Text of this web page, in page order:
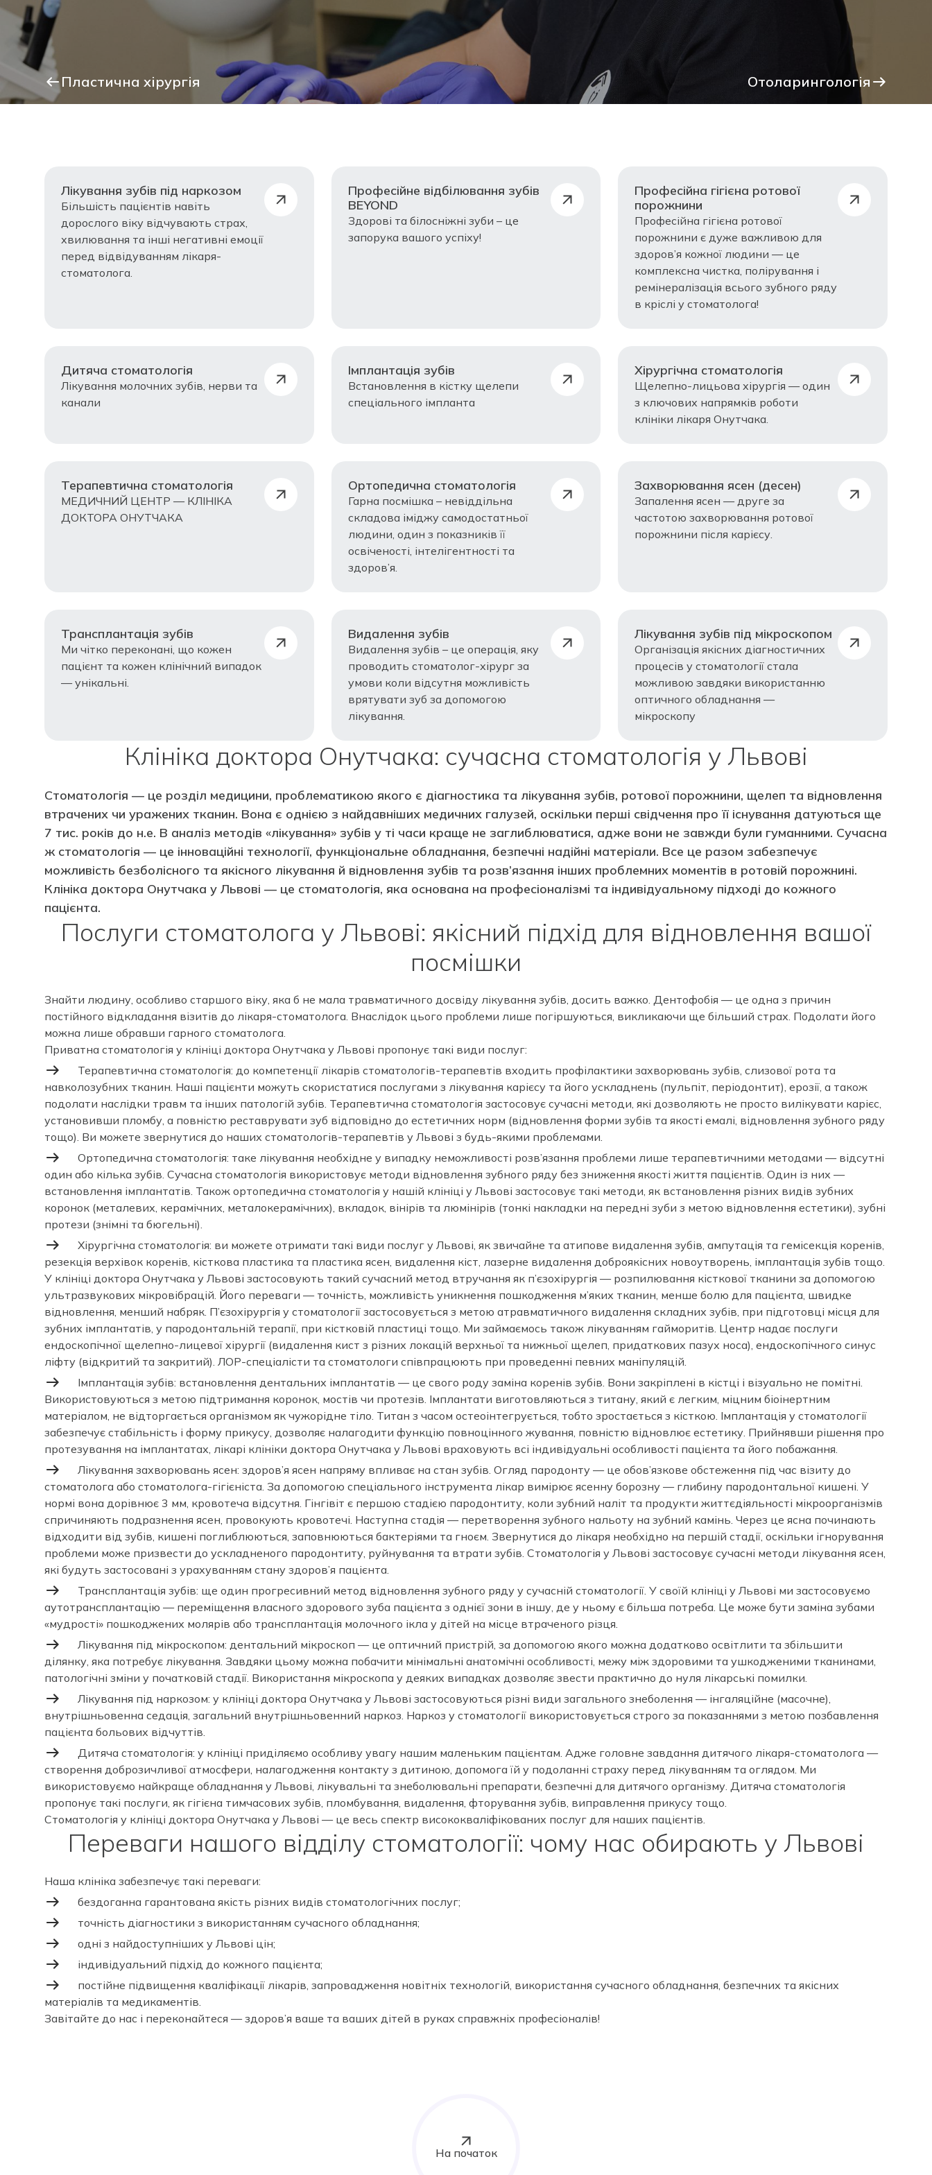
Пластична хірургія Отоларингологія
Лікування зубів під наркозом
Більшість пацієнтів навіть
дорослого віку відчувають страх,
хвилювання та інші негативні емоції
перед відвідуванням лікаря-
стоматолога.
Професійне відбілювання зубів
BEYOND
Здорові та білосніжні зуби – це
запорука вашого успіху!
Професійна гігієна ротової
порожнини
Професійна гігієна ротової
порожнини є дуже важливою для
здоров’я кожної людини — це
комплексна чистка, полірування і
ремінералізація всього зубного ряду
в кріслі у стоматолога!
Дитяча стоматологія
Лікування молочних зубів, нерви та
канали
Імплантація зубів
Встановлення в кістку щелепи
спеціального імпланта
Хірургічна стоматологія
Щелепно-лицьова хірургія — один
з ключових напрямків роботи
клініки лікаря Онутчака.
Терапевтична стоматологія
МЕДИЧНИЙ ЦЕНТР — КЛІНІКА
ДОКТОРА ОНУТЧАКА
Ортопедична стоматологія
Гарна посмішка – невіддільна
складова іміджу самодостатньої
людини, один з показників її
освіченості, інтелігентності та
здоров’я.
Захворювання ясен (десен)
Запалення ясен — друге за
частотою захворювання ротової
порожнини після карієсу.
Трансплантація зубів
Ми чітко переконані, що кожен
пацієнт та кожен клінічний випадок
— унікальні.
Видалення зубів
Видалення зубів – це операція, яку
проводить стоматолог-хірург за
умови коли відсутня можливість
врятувати зуб за допомогою
лікування.
Лікування зубів під мікроскопом
Організація якісних діагностичних
процесів у стоматології стала
можливою завдяки використанню
оптичного обладнання —
мікроскопу
Клініка доктора Онутчака: сучасна стоматологія у Львові
Стоматологія — це розділ медицини, проблематикою якого є діагностика та лікування зубів, ротової порожнини, щелеп та відновлення
втрачених чи уражених тканин. Вона є однією з найдавніших медичних галузей, оскільки перші свідчення про її існування датуються ще
7 тис. років до н.е. В аналіз методів «лікування» зубів у ті часи краще не заглиблюватися, адже вони не завжди були гуманними. Сучасна
ж стоматологія — це інноваційні технології, функціональне обладнання, безпечні надійні матеріали. Все це разом забезпечує
можливість безболісного та якісного лікування й відновлення зубів та розв’язання інших проблемних моментів в ротовій порожнині.
Клініка доктора Онутчака у Львові — це стоматологія, яка основана на професіоналізмі та індивідуальному підході до кожного
пацієнта.
Послуги стоматолога у Львові: якісний підхід для відновлення вашої
посмішки
Знайти людину, особливо старшого віку, яка б не мала травматичного досвіду лікування зубів, досить важко. Дентофобія — це одна з причин
постійного відкладання візитів до лікаря-стоматолога. Внаслідок цього проблеми лише погіршуються, викликаючи ще більший страх. Подолати його
можна лише обравши гарного стоматолога.
Приватна стоматологія у клініці доктора Онутчака у Львові пропонує такі види послуг:
Терапевтична стоматологія: до компетенції лікарів стоматологів-терапевтів входить профілактики захворювань зубів, слизової рота та
навколозубних тканин. Наші пацієнти можуть скористатися послугами з лікування карієсу та його ускладнень (пульпіт, періодонтит), ерозії, а також
подолати наслідки травм та інших патологій зубів. Терапевтична стоматологія застосовує сучасні методи, які дозволяють не просто вилікувати карієс,
установивши пломбу, а повністю реставрувати зуб відповідно до естетичних норм (відновлення форми зубів та якості емалі, відновлення зубного ряду
тощо). Ви можете звернутися до наших стоматологів-терапевтів у Львові з будь-якими проблемами.
Ортопедична стоматологія: таке лікування необхідне у випадку неможливості розв’язання проблеми лише терапевтичними методами — відсутні
один або кілька зубів. Сучасна стоматологія використовує методи відновлення зубного ряду без зниження якості життя пацієнтів. Один із них —
встановлення імплантатів. Також ортопедична стоматологія у нашій клініці у Львові застосовує такі методи, як встановлення різних видів зубних
коронок (металевих, керамічних, металокерамічних), вкладок, вінірів та люмінірів (тонкі накладки на передні зуби з метою відновлення естетики), зубні
протези (знімні та бюгельні).
Хірургічна стоматологія: ви можете отримати такі види послуг у Львові, як звичайне та атипове видалення зубів, ампутація та гемісекція коренів,
резекція верхівок коренів, кісткова пластика та пластика ясен, видалення кіст, лазерне видалення доброякісних новоутворень, імплантація зубів тощо.
У клініці доктора Онутчака у Львові застосовують такий сучасний метод втручання як п’єзохірургія — розпилювання кісткової тканини за допомогою
ультразвукових мікровібрацій. Його переваги — точність, можливість уникнення пошкодження м’яких тканин, менше болю для пацієнта, швидке
відновлення, менший набряк. П’єзохірургія у стоматології застосовується з метою атравматичного видалення складних зубів, при підготовці місця для
зубних імплантатів, у пародонтальній терапії, при кістковій пластиці тощо. Ми займаємось також лікуванням гайморитів. Центр надає послуги
ендоскопічної щелепно-лицевої хірургії (видалення кист з різних локацій верхньої та нижньої щелеп, придаткових пазух носа), ендоскопічного синус
ліфту (відкритий та закритий). ЛОР-спеціалісти та стоматологи співпрацюють при проведенні певних маніпуляцій.
Імплантація зубів: встановлення дентальних імплантатів — це свого роду заміна коренів зубів. Вони закріплені в кістці і візуально не помітні.
Використовуються з метою підтримання коронок, мостів чи протезів. Імплантати виготовляються з титану, який є легким, міцним біоінертним
матеріалом, не відторгається організмом як чужорідне тіло. Титан з часом остеоінтегрується, тобто зростається з кісткою. Імплантація у стоматології
забезпечує стабільність і форму прикусу, дозволяє налагодити функцію повноцінного жування, повністю відновлює естетику. Прийнявши рішення про
протезування на імплантатах, лікарі клініки доктора Онутчака у Львові враховують всі індивідуальні особливості пацієнта та його побажання.
Лікування захворювань ясен: здоров’я ясен напряму впливає на стан зубів. Огляд пародонту — це обов’язкове обстеження під час візиту до
стоматолога або стоматолога-гігієніста. За допомогою спеціального інструмента лікар вимірює ясенну борозну — глибину пародонтальної кишені. У
нормі вона дорівнює 3 мм, кровотеча відсутня. Гінгівіт є першою стадією пародонтиту, коли зубний наліт та продукти життєдіяльності мікроорганізмів
спричиняють подразнення ясен, провокують кровотечі. Наступна стадія — перетворення зубного нальоту на зубний камінь. Через це ясна починають
відходити від зубів, кишені поглиблюються, заповнюються бактеріями та гноєм. Звернутися до лікаря необхідно на першій стадії, оскільки ігнорування
проблеми може призвести до ускладненого пародонтиту, руйнування та втрати зубів. Стоматологія у Львові застосовує сучасні методи лікування ясен,
які будуть застосовані з урахуванням стану здоров’я пацієнта.
Трансплантація зубів: ще один прогресивний метод відновлення зубного ряду у сучасній стоматології. У своїй клініці у Львові ми застосовуємо
аутотрансплантацію — переміщення власного здорового зуба пацієнта з однієї зони в іншу, де у ньому є більша потреба. Це може бути заміна зубами
«мудрості» пошкоджених молярів або трансплантація молочного ікла у дітей на місце втраченого різця.
Лікування під мікроскопом: дентальний мікроскоп — це оптичний пристрій, за допомогою якого можна додатково освітлити та збільшити
ділянку, яка потребує лікування. Завдяки цьому можна побачити мінімальні анатомічні особливості, межу між здоровими та ушкодженими тканинами,
патологічні зміни у початковій стадії. Використання мікроскопа у деяких випадках дозволяє звести практично до нуля лікарські помилки.
Лікування під наркозом: у клініці доктора Онутчака у Львові застосовуються різні види загального знеболення — інгаляційне (масочне),
внутрішньовенна седація, загальний внутрішньовенний наркоз. Наркоз у стоматології використовується строго за показаннями з метою позбавлення
пацієнта больових відчуттів.
Дитяча стоматологія: у клініці приділяємо особливу увагу нашим маленьким пацієнтам. Адже головне завдання дитячого лікаря-стоматолога —
створення доброзичливої атмосфери, налагодження контакту з дитиною, допомога їй у подоланні страху перед лікуванням та оглядом. Ми
використовуємо найкраще обладнання у Львові, лікувальні та знеболювальні препарати, безпечні для дитячого організму. Дитяча стоматологія
пропонує такі послуги, як гігієна тимчасових зубів, пломбування, видалення, фторування зубів, виправлення прикусу тощо.
Стоматологія у клініці доктора Онутчака у Львові — це весь спектр висококваліфікованих послуг для наших пацієнтів.
Переваги нашого відділу стоматології: чому нас обирають у Львові
Наша клініка забезпечує такі переваги:
бездоганна гарантована якість різних видів стоматологічних послуг;
точність діагностики з використанням сучасного обладнання;
одні з найдоступніших у Львові цін;
індивідуальний підхід до кожного пацієнта;
постійне підвищення кваліфікації лікарів, запровадження новітніх технологій, використання сучасного обладнання, безпечних та якісних
матеріалів та медикаментів.
Завітайте до нас і переконайтеся — здоров’я ваше та ваших дітей в руках справжніх професіоналів!
На початок